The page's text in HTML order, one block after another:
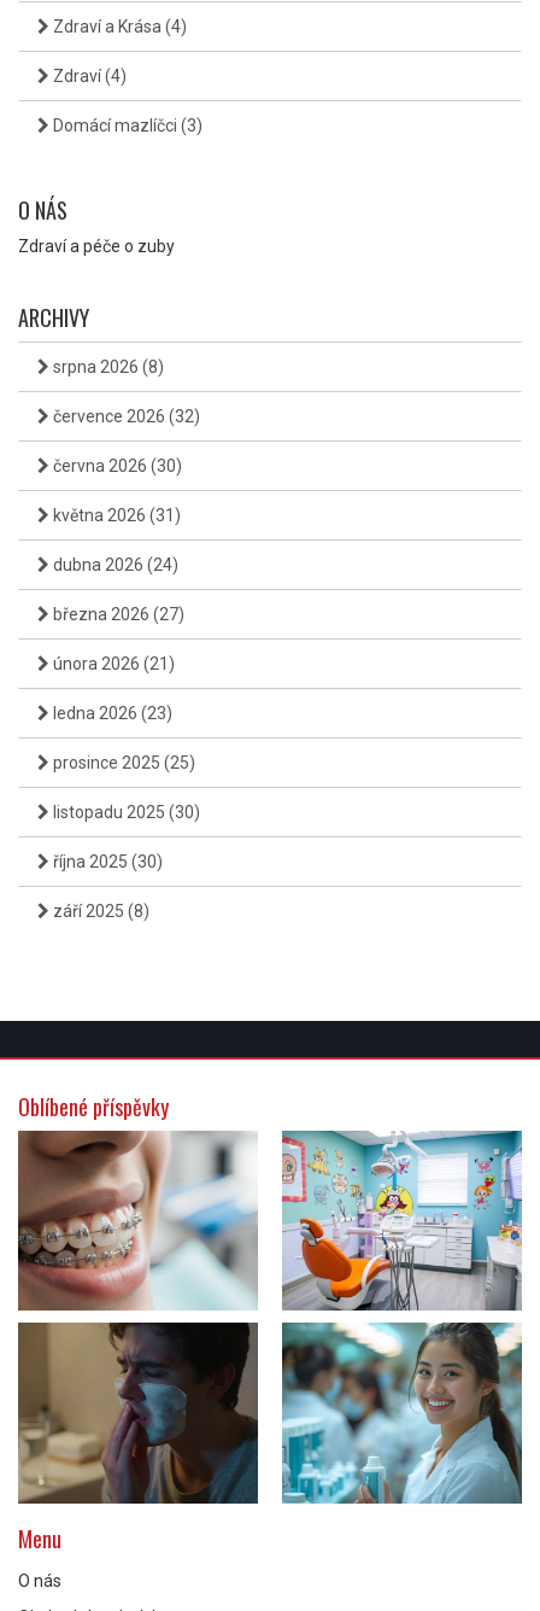
Zdraví a Krása (4)
Zdraví(4)
Domácí mazlíčci (3)
O NÁS
Zdraví a péče o zuby
ARCHIVY
srpna 2026 (8)
července 2026 (32)
června 2026 (30)
května 2026 (31)
dubna 2026 (24)
března 2026 (27)
února 2026 (21)
ledna 2026 (23)
prosince 2025 (25)
listopadu 2025 (30)
října 2025 (30)
září 2025 (8)
Oblíbené příspěvky
Menu
O nás